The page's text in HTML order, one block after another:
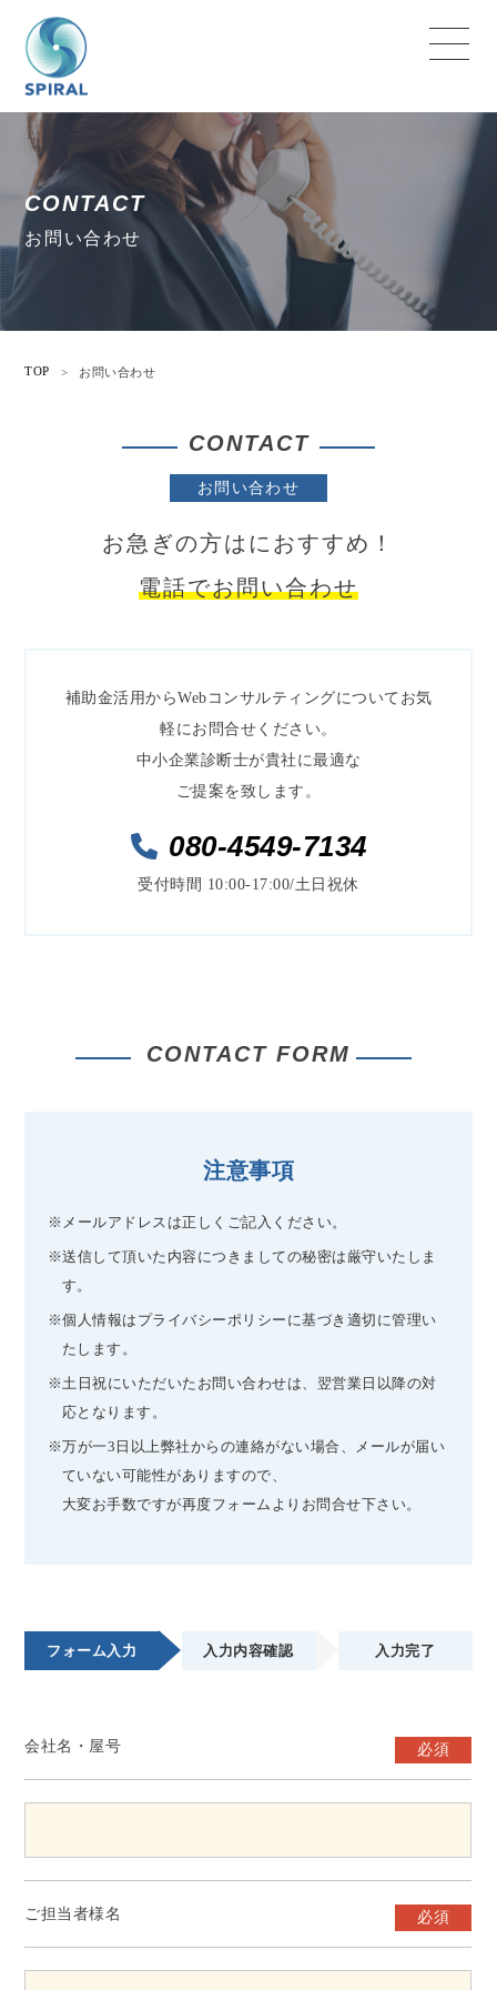
CONTACT
お問い合わせ
TOP > お問い合わせ
CONTACT
お問い合わせ
お急ぎの方はにおすすめ！
電話でお問い合わせ
補助金活用からWebコンサルティングについてお気
軽にお問合せください。
中小企業診断士が貴社に最適な
ご提案を致します。
080-4549-7134
受付時間 10:00-17:00/土日祝休
CONTACT FORM
注意事項
※メールアドレスは正しくご記入ください。
※送信して頂いた内容につきましての秘密は厳守いたしま
す。
※個人情報はプライバシーポリシーに基づき適切に管理い
たします。
※土日祝にいただいたお問い合わせは、翌営業日以降の対
応となります。
※万が一3日以上弊社からの連絡がない場合、メールが届い
ていない可能性がありますので、
大変お手数ですが再度フォームよりお問合せ下さい。
フォーム入力 入力内容確認 入力完了
会社名・屋号 必須
ご担当者様名 必須